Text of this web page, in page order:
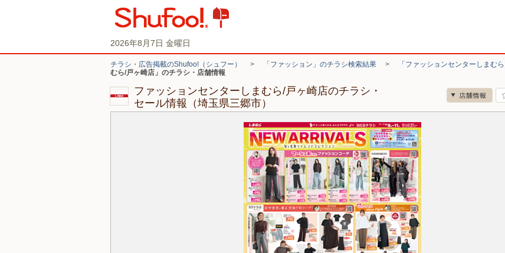
2026年8月7日 金曜日
チラシ・広告掲載のShufoo!（シュフー） > 「ファッション」のチラシ検索結果 > 「ファッションセンターしまむ
むら/戸ヶ崎店」のチラシ・店舗情報
ファッションセンターしまむら/戸ヶ崎店のチラシ・
セール情報（埼玉県三郷市）